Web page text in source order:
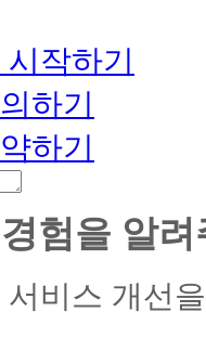
작하기
하기
하기
험을 알려
서비스 개선